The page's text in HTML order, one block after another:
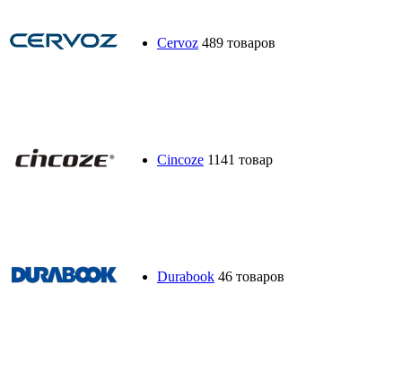
Cervoz 489 товаров
Cincoze 1141 товар
Durabook 46 товаров